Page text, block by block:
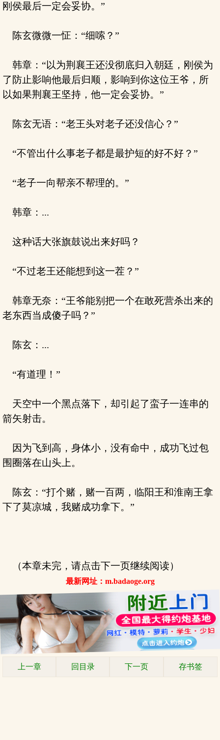
刚侯最后一定会妥协。”
陈玄微微一怔：“细嗦？”
韩章：“以为荆襄王还没彻底归入朝廷，刚侯为
了防止影响他最后归顺，影响到你这位王爷，所
以如果荆襄王坚持，他一定会妥协。”
陈玄无语：“老王头对老子还没信心？”
“不管出什么事老子都是最护短的好不好？”
“老子一向帮亲不帮理的。”
韩章：...
这种话大张旗鼓说出来好吗？
“不过老王还能想到这一茬？”
韩章无奈：“王爷能别把一个在敢死营杀出来的
老东西当成傻子吗？”
陈玄：...
“有道理！”
天空中一个黑点落下，却引起了蛮子一连串的
箭矢射击。
因为飞到高，身体小，没有命中，成功飞过包
围圈落在山头上。
陈玄：“打个赌，赌一百两，临阳王和淮南王拿
下了莫凉城，我赌成功拿下。”
（本章未完，请点击下一页继续阅读）
最新网址：m.badaoge.org
上一章 回目录 下一页 存书签